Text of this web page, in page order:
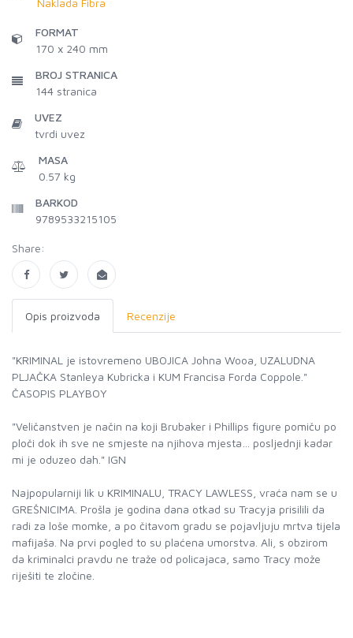
Naklada Fibra
FORMAT
170 x 240 mm
BROJ STRANICA
144 stranica
UVEZ
tvrdi uvez
MASA
0.57 kg
BARKOD
9789533215105
Share:
Opis proizvoda Recenzije
"KRIMINAL je istovremeno UBOJICA Johna Wooa, UZALUDNA
PLJAČKA Stanleya Kubricka i KUM Francisa Forda Coppole."
ČASOPIS PLAYBOY
"Veličanstven je način na koji Brubaker i Phillips figure pomiču po
ploči dok ih sve ne smjeste na njihova mjesta… posljednji kadar
mi je oduzeo dah." IGN
Najpopularniji lik u KRIMINALU, TRACY LAWLESS, vraća nam se u
GREŠNICIMA. Prošla je godina dana otkad su Tracyja prisilili da
radi za loše momke, a po čitavom gradu se pojavljuju mrtva tijela
mafijaša. Na prvi pogled to su plaćena umorstva. Ali, s obzirom
da kriminalci pravdu ne traže od policajaca, samo Tracy može
riješiti te zločine.